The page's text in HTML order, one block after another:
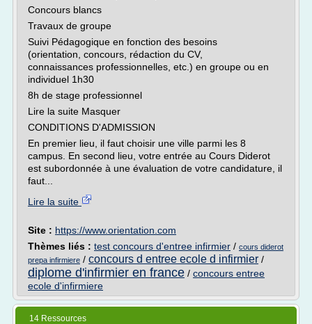
Concours blancs
Travaux de groupe
Suivi Pédagogique en fonction des besoins
(orientation, concours, rédaction du CV,
connaissances professionnelles, etc.) en groupe ou en
individuel 1h30
8h de stage professionnel
Lire la suite Masquer
CONDITIONS D'ADMISSION
En premier lieu, il faut choisir une ville parmi les 8
campus. En second lieu, votre entrée au Cours Diderot
est subordonnée à une évaluation de votre candidature, il
faut...
Lire la suite
Site : https://www.orientation.com
Thèmes liés : test concours d'entree infirmier / cours diderot
prepa infirmiere / concours d entree ecole d infirmier /
diplome d'infirmier en france / concours entree
ecole d'infirmiere
14 Ressources